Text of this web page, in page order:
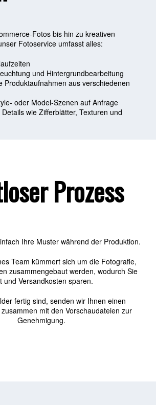
Fotos bis hin zu kreativen
Fotoservice umfasst alles:
und Hintergrundbearbeitung
Produktaufnahmen aus verschiedenen
oder Model-Szenen auf Anfrage
wie Zifferblätter, Texturen und
Prozess
Ihre Muster während der Produktion.
Team kümmert sich um die Fotografie,
zusammengebaut werden, wodurch Sie
und Versandkosten sparen.
fertig sind, senden wir Ihnen einen
mit den Vorschaudateien zur
Genehmigung.